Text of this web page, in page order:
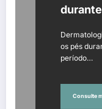
os pés
período…
Consulte